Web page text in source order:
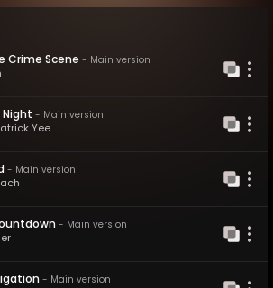
Crime Scene - Main version
Night - Main version
Yee
- Main version
- Main version
- Main version